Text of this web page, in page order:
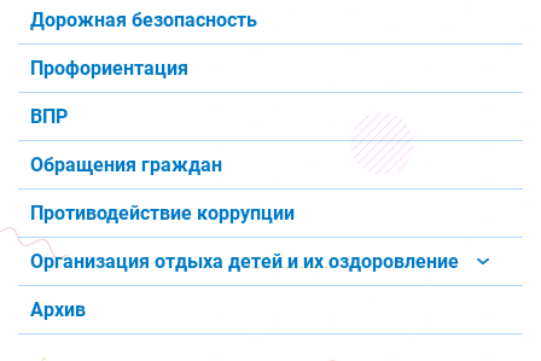
Дорожная безопасность
Профориентация
ВПР
Обращения граждан
Противодействие коррупции
Организация отдыха детей и их оздоровление
Архив